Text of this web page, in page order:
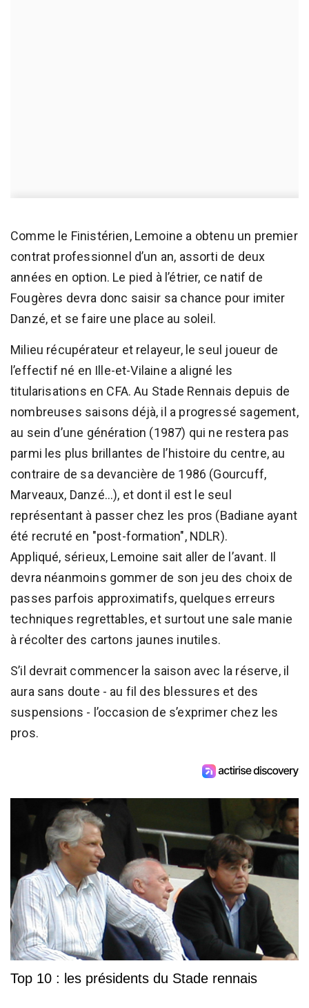
Comme le Finistérien, Lemoine a obtenu un premier
contrat professionnel d’un an, assorti de deux
années en option. Le pied à l’étrier, ce natif de
Fougères devra donc saisir sa chance pour imiter
Danzé, et se faire une place au soleil.
Milieu récupérateur et relayeur, le seul joueur de
l’effectif né en Ille-et-Vilaine a aligné les
titularisations en CFA. Au Stade Rennais depuis de
nombreuses saisons déjà, il a progressé sagement,
au sein d’une génération (1987) qui ne restera pas
parmi les plus brillantes de l’histoire du centre, au
contraire de sa devancière de 1986 (Gourcuff,
Marveaux, Danzé...), et dont il est le seul
représentant à passer chez les pros (Badiane ayant
été recruté en "post-formation", NDLR).
Appliqué, sérieux, Lemoine sait aller de l’avant. Il
devra néanmoins gommer de son jeu des choix de
passes parfois approximatifs, quelques erreurs
techniques regrettables, et surtout une sale manie
à récolter des cartons jaunes inutiles.
S’il devrait commencer la saison avec la réserve, il
aura sans doute - au fil des blessures et des
suspensions - l’occasion de s’exprimer chez les
pros.
Top 10 : les présidents du Stade rennais